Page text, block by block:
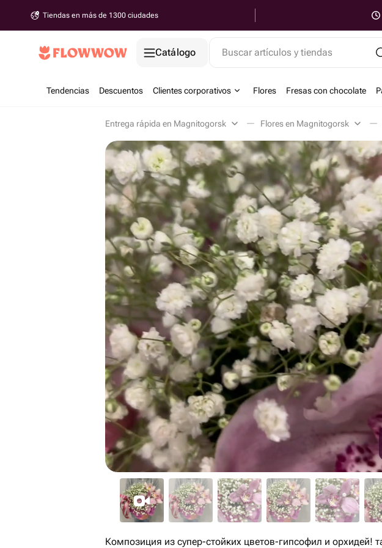
Tiendas en más de 1300 ciudades
Catálogo Buscar artículos y tiendas
Tendencias Descuentos Clientes corporativos Flores Fresas con chocolate
Entrega rápida en Magnitogorsk Flores en Magnitogorsk
Композиция из супер-стойких цветов-гипсофил и орхидей!